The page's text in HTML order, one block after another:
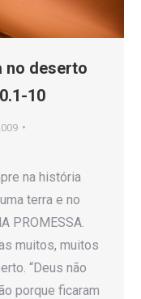
no deserto
10
na história
terra e no
PROMESSA.
muitos, muitos
“Deus não
porque ficaram